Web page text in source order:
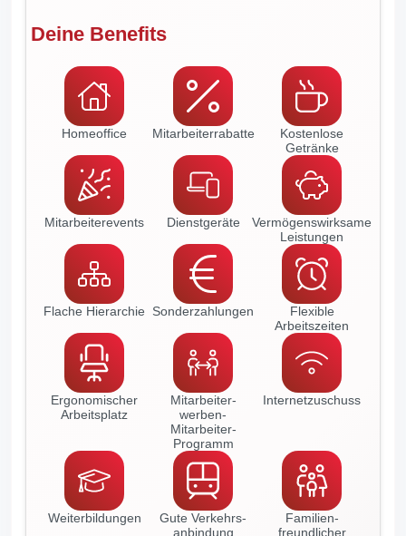
Deine Benefits
Homeoffice Mitarbeiter­rabatte
Kostenlose
Getränke
Mitarbeiter­events Dienstgeräte
Vermögenswirksame
Leistungen
Flache Hierarchie Sonder­zahlungen
Flexible
Arbeitszeiten
Ergonomischer
Arbeitsplatz
Mitarbeiter-
werben-
Mitarbeiter-
Programm
Internet­zuschuss
Weiter­bildungen
Gute Verkehrs­
anbindung
Familien­
freundlicher